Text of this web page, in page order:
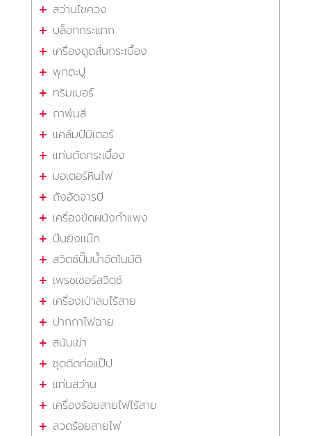
สว่านไขควง
บล็อกกระแทก
เครื่องดูดสั่นกระเบื้อง
พุกตะปู
ทริมเมอร์
กาพ่นสี
แคล้มป์มิเตอร์
แท่นตัดกระเบื้อง
มอเตอร์หินไฟ
ถังอัดจารบี
เครื่องขัดผนังกำแพง
ปืนยิงแม๊ก
สวิตซ์ปั๊มน้ำอัตโนมัติ
เพรชเชอร์สวิตซ์
เครื่องเป่าลมไร้สาย
ปากกาไฟฉาย
สนับเข่า
ชุดดัดท่อแป๊ป
แท่นสว่าน
เครื่องร้อยสายไฟไร้สาย
ลวดร้อยสายไฟ